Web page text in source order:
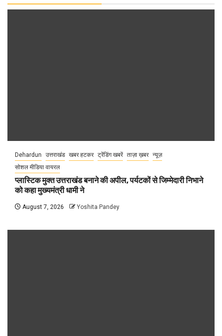
Dehardun उत्तराखंड खबर हटकर ट्रेंडिंग खबरें ताज़ा ख़बर न्यूज़
सोशल मीडिया वायरल
प्लास्टिक मुक्त उत्तराखंड बनाने की अपील, पर्यटकों से जिम्मेदारी निभाने
को कहा मुख्यमंत्री धामी ने
August 7, 2026 Yoshita Pandey